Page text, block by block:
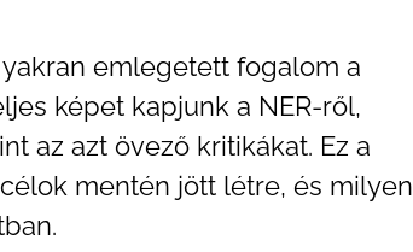
emlegetett fogalom a
képet kapjunk a NER-ről,
az azt övező kritikákat. Ez a
mentén jött létre, és milyen